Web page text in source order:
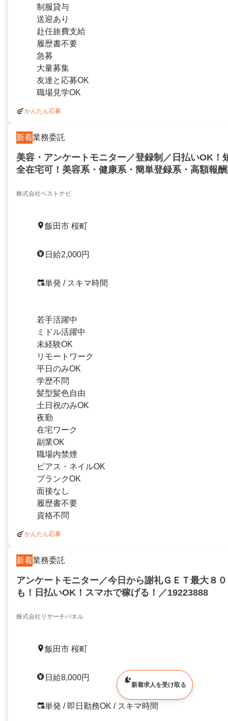
制服貸与
送迎あり
赴任旅費支給
履歴書不要
急募
大量募集
友達と応募OK
職場見学OK
かんたん応募
新着業務委託
美容・アンケートモニター／登録制／日払いOK！
全在宅可！美容系・健康系・簡単登録系・高額報
短期・単発・完全在宅可！美容系・健康系・簡単
株式会社ベストナビ
飯田市 桜町
日給2,000円
単発 / スキマ時間
若手活躍中
ミドル活躍中
未経験OK
リモートワーク
平日のみOK
学歴不問
髪型髪色自由
土日祝のみOK
夜勤
在宅ワーク
副業OK
職場内禁煙
ピアス・ネイルOK
ブランクOK
面接なし
履歴書不要
資格不問
かんたん応募
新着業務委託
アンケートモニター／今日から謝礼ＧＥＴ最大８
も！日払いOK！スマホで稼げる！／19223888
株式会社リサーチパネル
飯田市 桜町
日給8,000円
単発 / 即日勤務OK / スキマ時間
新着求人を受け取る